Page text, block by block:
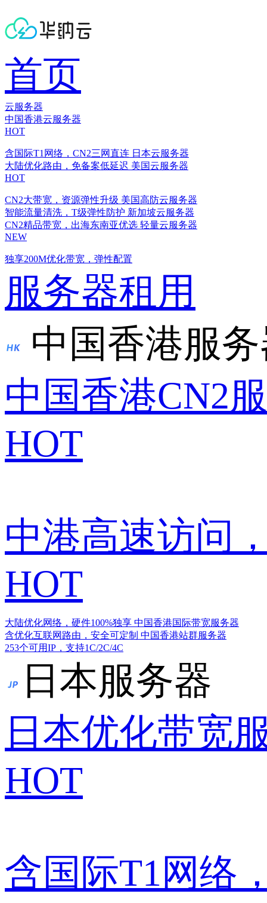
首页
云服务器
中国香港云服务器
HOT
含国际T1网络，CN2三网直连 日本云服务器
大陆优化路由，免备案低延迟 美国云服务器
HOT
CN2大带宽，资源弹性升级 美国高防云服务器
智能流量清洗，T级弹性防护 新加坡云服务器
CN2精品带宽，出海东南亚优选 轻量云服务器
NEW
独享200M优化带宽，弹性配置
服务器租用
中国香港服
中国香港CN2
HOT
中港高速访问
HOT
大陆优化网络，硬件100%独享 中国香港国际带宽服务器
含优化互联网路由，安全可定制 中国香港站群服务器
253个可用IP，支持1C/2C/4C
日本服务器
日本优化带宽
HOT
含国际T1网络